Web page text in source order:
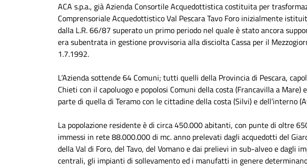
ACA s.p.a., già Azienda Consortile Acquedottistica costituita per
Comprensoriale Acquedottistico Val Pescara Tavo Foro inizialmente
dalla L.R. 66/87 superato un primo periodo nel quale è stato ancora
era subentrata in gestione provvisoria alla disciolta Cassa per il
1.7.1992.
L’Azienda sottende 64 Comuni; tutti quelli della Provincia di Pescara,
Chieti con il capoluogo e popolosi Comuni della costa (Francavilla a Mare)
parte di quella di Teramo con le cittadine della costa (Silvi) e dell’interno
La popolazione residente è di circa 450.000 abitanti, con punte di oltre
immessi in rete 88.000.000 di mc. anno prelevati dagli acquedotti del
della Val di Foro, del Tavo, del Vomano e dai prelievi in sub-alveo e dagli
centrali, gli impianti di sollevamento ed i manufatti in genere